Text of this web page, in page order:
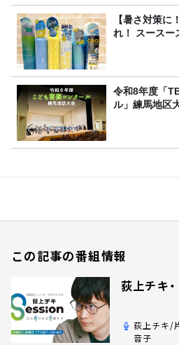
【暑さ対策に
れ！ スースー
令和8年度「
ル」練馬地区
この記事の番組情報
荻上チキ
荻上チキ/
音子